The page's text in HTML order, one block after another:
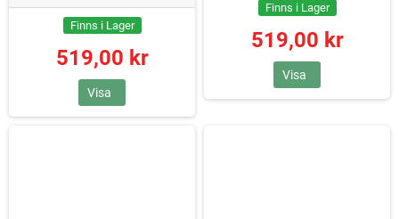
Finns i Lager
519,00 kr
Visa
Finns i Lager
519,00 kr
Visa